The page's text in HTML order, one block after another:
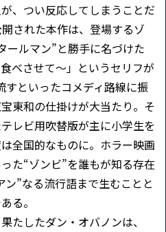
、つい反応してしまうことだ
された本作は、登場するゾ
ールマン”と勝手に名づけた
べさせて～」というセリフが
すといったコメディ路線に振
東和の仕掛けが大当たり。そ
レビ用吹替版が主に小学生を
全国的なものに。ホラー映画
た“ゾンビ”を誰もが知る存在
ン”なる流行語まで生むことと
る。
たしたダン・オバノンは、